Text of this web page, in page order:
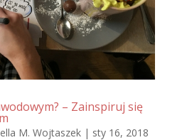
– Zainspiruj się
M. Wojtaszek| sty 16, 2018